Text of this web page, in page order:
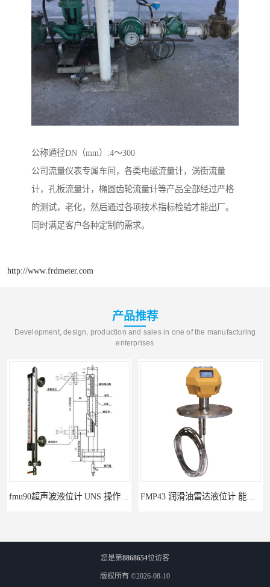
公称通径DN（mm）:4～300
公司流量仪表专属车间，各类电磁流量计，涡街流量
计，孔板流量计，椭圆齿轮流量计等产品全部经过严格
的测试，老化，然后通过各项技术指标检验才能出厂。
同时满足客户各种定制的需求。
http://www.frdmeter.com
产品推荐
Development, design, production and sales in one of the manufacturing
enterprises
您是第8868654位访客
版权所有 ©2026-08-10